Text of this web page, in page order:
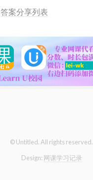
答案分享列表
© Untitled. All rights reserved.
Design: 网课学习记录